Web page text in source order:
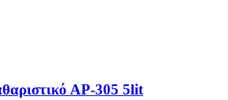
ΑΡ-305 5lit